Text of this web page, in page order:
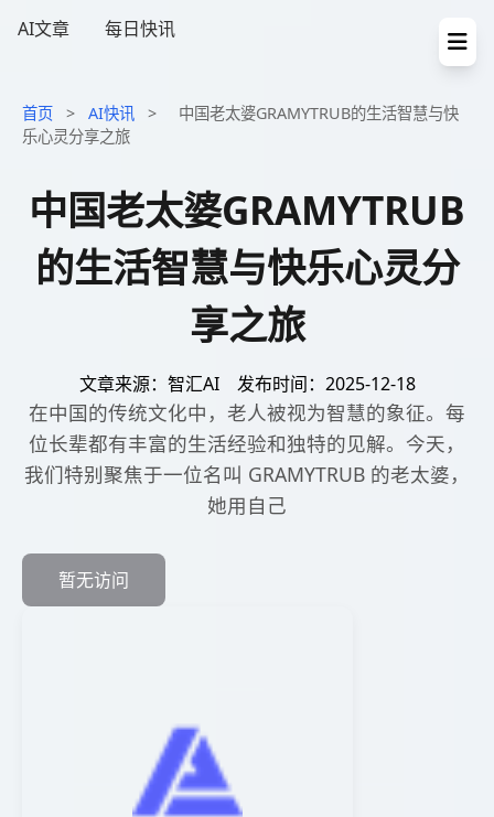
AI文章 每日快讯
首页 > AI快讯 >
中国老太婆GRAMYTRUB的生活智慧与快
乐心灵分享之旅
中国老太婆GRAMYTRUB
的生活智慧与快乐心灵分
享之旅
文章来源：智汇AI 发布时间：2025-12-18
在中国的传统文化中，老人被视为智慧的象征。每
位长辈都有丰富的生活经验和独特的见解。今天，
我们特别聚焦于一位名叫 GRAMYTRUB 的老太婆，
她用自己
暂无访问